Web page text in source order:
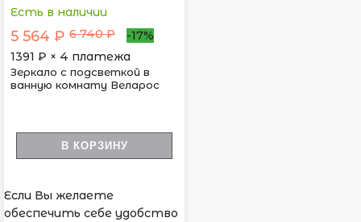
Есть в наличии
5 564 ₽ 6 740 ₽
-17%
1391 ₽ × 4 платежа
Зеркало с подсветкой в
ванную комнату Веларос
В КОРЗИНУ
Если Вы желаете
обеспечить себе удобство